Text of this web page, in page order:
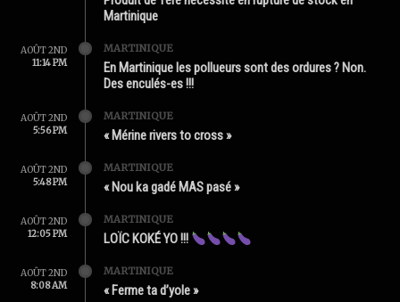
Martinique
AOÛT 2ND
11:14 PM
MARTINIQUE
En Martinique les pollueurs sont des ordures ? Non.
Des enculés-es !!!
AOÛT 2ND
5:56 PM
MARTINIQUE
« Mérine rivers to cross »
AOÛT 2ND
5:48 PM
MARTINIQUE
« Nou ka gadé MAS pasé »
AOÛT 2ND
12:05 PM
MARTINIQUE
LOÏC KOKÉ YO !!!
AOÛT 2ND
8:08 AM
MARTINIQUE
« Ferme ta d’yole »